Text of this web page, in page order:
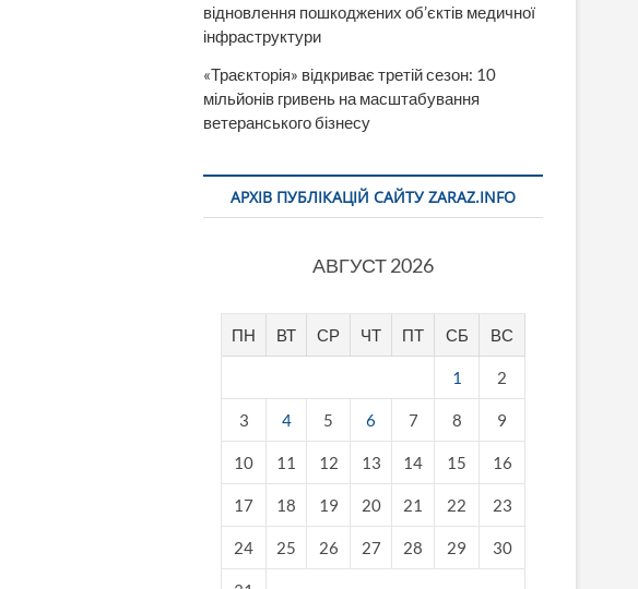
відновлення пошкоджених об’єктів медичної
інфраструктури
«Траєкторія» відкриває третій сезон: 10
мільйонів гривень на масштабування
ветеранського бізнесу
АРХІВ ПУБЛІКАЦІЙ САЙТУ ZARAZ.INFO
АВГУСТ 2026
ПН ВТ СР ЧТ ПТ СБ ВС
1 2
3 4 5 6 7 8 9
10 11 12 13 14 15 16
17 18 19 20 21 22 23
24 25 26 27 28 29 30